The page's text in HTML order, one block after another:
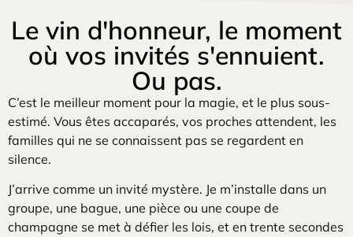
Le vin d'honneur, le moment
où vos invités s'ennuient.
Ou pas.
C’est le meilleur moment pour la magie, et le plus sous-
estimé. Vous êtes accaparés, vos proches attendent, les
familles qui ne se connaissent pas se regardent en
silence.
J’arrive comme un invité mystère. Je m’installe dans un
groupe, une bague, une pièce ou une coupe de
champagne se met à défier les lois, et en trente secondes